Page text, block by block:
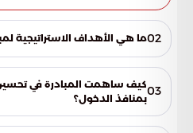
02ما هي الأهداف الاستراتيجية
الأعباء التقليدية المتعلقة بنقل
التقنيات الذكية بالعمليات الميدانية
المملكة 2030 في التحول الرقمي.
03كيف ساهمت المبادرة في
بمنافذ الدخول؟